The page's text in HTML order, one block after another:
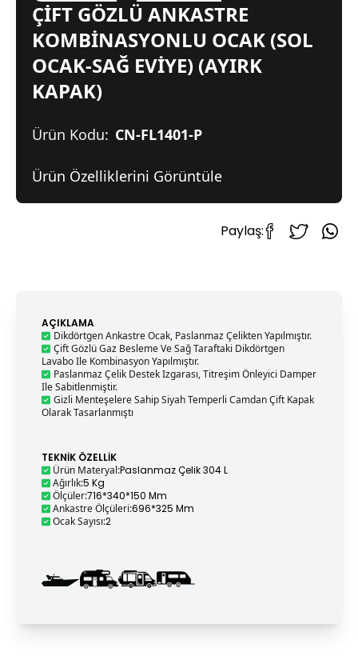
ÇİFT GÖZLÜ ANKASTRE
KOMBİNASYONLU OCAK (SOL
OCAK-SAĞ EVİYE) (AYIRK
KAPAK)
Ürün Kodu: CN-FL1401-P
Ürün Özelliklerini Görüntüle
Paylaş:
AÇIKLAMA
Dikdörtgen Ankastre Ocak, Paslanmaz Çelikten Yapılmıştır.
Çift Gözlü Gaz Besleme Ve Sağ Taraftaki Dikdörtgen
Lavabo Ile Kombinasyon Yapılmıştır.
Paslanmaz Çelik Destek Izgarası, Titreşim Önleyici Damper
Ile Sabitlenmiştir.
Gizli Menteşelere Sahip Siyah Temperli Camdan Çift Kapak
Olarak Tasarlanmıştı
TEKNIK ÖZELLIK
Ürün Materyal:Paslanmaz Çelik 304 L
Ağırlık:5 Kg
Ölçüler:716*340*150 Mm
Ankastre Ölçüleri:696*325 Mm
Ocak Sayısı:2